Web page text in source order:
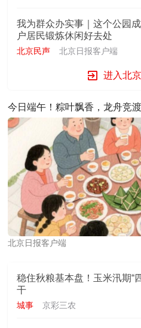
我为群众办实事｜这个公园
户居民锻炼休闲好去处
北京民声 北京日报客户端
进入北
今日端午！粽叶飘香，龙舟竞
北京日报客户端
稳住秋粮基本盘！玉米汛期“
干
城事 京彩三农